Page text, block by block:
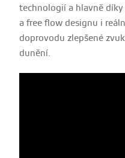
technologií a hlavně
a free flow designu i
doprovodu zlepšené
dunění.